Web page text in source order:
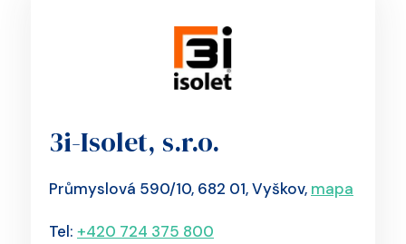
3i-Isolet, s.r.o.
Průmyslová 590/10, 682 01, Vyškov, mapa
Tel: +420 724 375 800